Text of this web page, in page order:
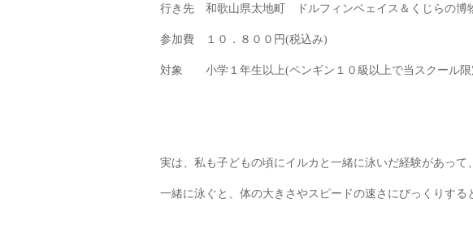
行き先 和歌山県太地町 ドルフィンベェイス＆くじらの博
参加費 １０．８００円(税込み)
対象 小学１年生以上(ペンギン１０級以上で当スクール限
実は、私も子どもの頃にイルカと一緒に泳いだ経験があって
一緒に泳ぐと、体の大きさやスピードの速さにびっくりす